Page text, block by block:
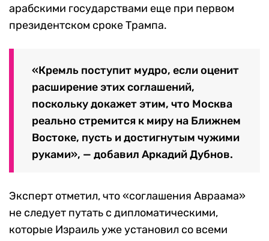
арабскими государствами еще при первом
президентском сроке Трампа.
«Кремль поступит мудро, если оценит
расширение этих соглашений,
поскольку докажет этим, что Москва
реально стремится к миру на Ближнем
Востоке, пусть и достигнутым чужими
руками», — добавил Аркадий Дубнов.
Эксперт отметил, что «соглашения Авраама»
не следует путать с дипломатическими,
которые Израиль уже установил со всеми